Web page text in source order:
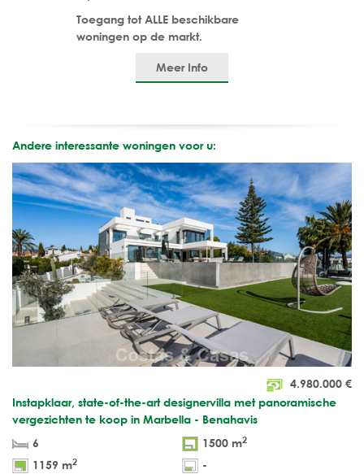
Toegang tot ALLE beschikbare
woningen op de markt.
Meer Info
Andere interessante woningen voor u:
4.980.000 €
Instapklaar, state-of-the-art designervilla met panoramische
vergezichten te koop in Marbella - Benahavis
6
1500 m2
1159 m2 -